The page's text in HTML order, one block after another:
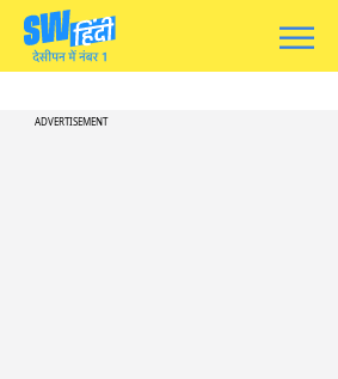
ADVERTISEMENT